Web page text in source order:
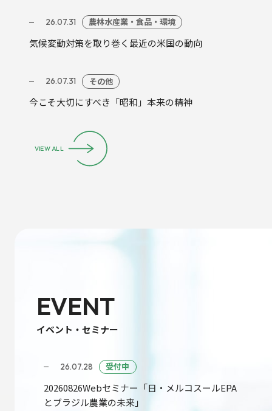
26.07.31 農林水産業・食品・環境
気候変動対策を取り巻く最近の米国の動向
26.07.31 その他
今こそ大切にすべき「昭和」本来の精神
VIEW ALL
EVENT
イベント・セミナー
26.07.28 受付中
20260826Webセミナー「日・メルコスールEPA
とブラジル農業の未来」